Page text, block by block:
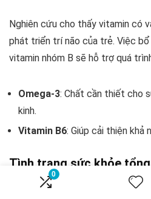
0
Nghiên cứu cho thấy vitamin có
phát triển trí não của trẻ. Việc
vitamin nhóm B sẽ hỗ trợ quá
Omega-3: Chất cần thiết cho
kinh.
Vitamin B6: Giúp cải thiện khả
Tình trạng sức khỏe